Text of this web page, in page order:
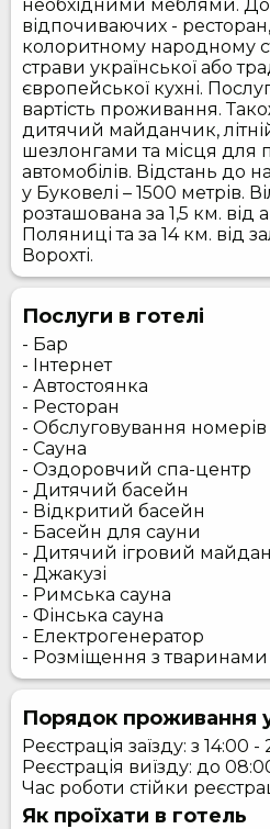
необхідними меблями. До
відпочиваючих -
колоритному народному
страви української або
європейської кухні.
вартість проживання.
дитячий майданчик,
шезлонгами та місця для
автомобілів. Відстань до
у Буковелі – 1500 метрів.
розташована за 1,5 км. від
Поляниці та за 14 км. від
Ворохті.
Послуги в готелі
- Бар
- Інтернет
- Автостоянка
- Ресторан
- Обслуговування номерів
- Сауна
- Оздоровчий спа-центр
- Дитячий басейн
- Відкритий басейн
- Басейн для сауни
- Дитячий ігровий
- Джакузі
- Римська сауна
- Фінська сауна
- Електрогенератор
- Розміщення з тваринами
Порядок проживання
Реєстрація заїзду: з 14:00
Реєстрація виїзду: до
Час роботи стійки
Як проїхати в готель